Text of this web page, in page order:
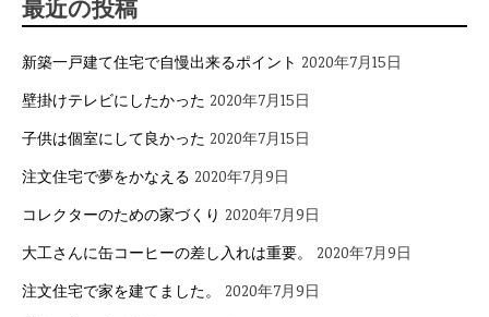
ー
ョ
ン
最近の投稿
新築一戸建て住宅で自慢出来るポイント 2020年7月15日
壁掛けテレビにしたかった 2020年7月15日
子供は個室にして良かった 2020年7月15日
注文住宅で夢をかなえる 2020年7月9日
コレクターのための家づくり 2020年7月9日
大工さんに缶コーヒーの差し入れは重要。
2020年7月9日
注文住宅で家を建てました。
2020年7月9日